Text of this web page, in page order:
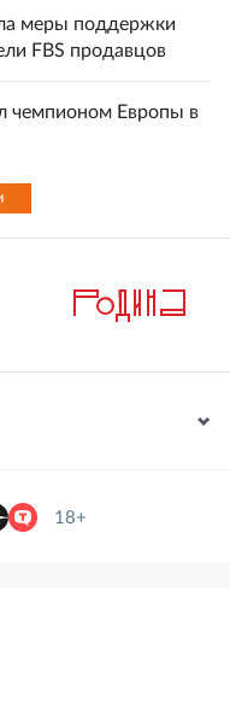
меры поддержки
FBS продавцов
чемпионом Европы в
18+